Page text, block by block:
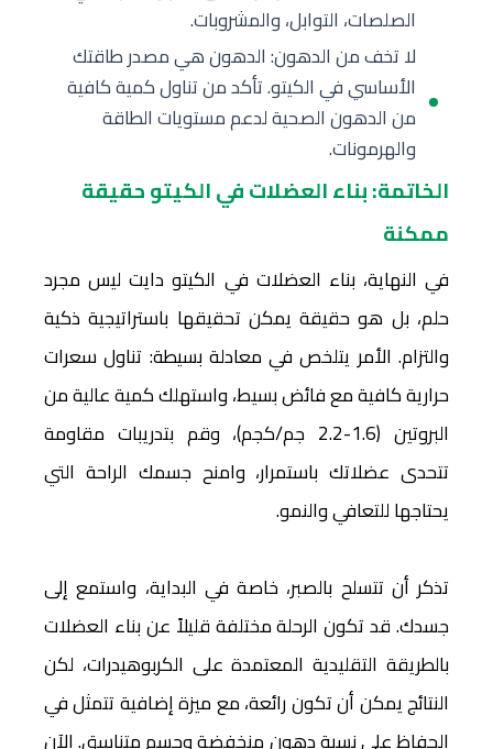
الصلصات، التوابل، والمشروبات.
لا تخف من الدهون: الدهون هي مصدر طاقتك
الأساسي في الكيتو. تأكد من تناول كمية كافية
من الدهون الصحية لدعم مستويات الطاقة
والهرمونات.
الخاتمة: بناء العضلات في الكيتو حقيقة
ممكنة
في النهاية، بناء العضلات في الكيتو دايت ليس مجرد
حلم، بل هو حقيقة يمكن تحقيقها باستراتيجية ذكية
والتزام. الأمر يتلخص في معادلة بسيطة: تناول سعرات
حرارية كافية مع فائض بسيط، واستهلك كمية عالية من
البروتين (1.6-2.2 جم/كجم)، وقم بتدريبات مقاومة
تتحدى عضلاتك باستمرار، وامنح جسمك الراحة التي
يحتاجها للتعافي والنمو.
تذكر أن تتسلح بالصبر، خاصة في البداية، واستمع إلى
جسدك. قد تكون الرحلة مختلفة قليلاً عن بناء العضلات
بالطريقة التقليدية المعتمدة على الكربوهيدرات، لكن
النتائج يمكن أن تكون رائعة، مع ميزة إضافية تتمثل في
الحفاظ على نسبة دهون منخفضة وجسم متناسق. الآن